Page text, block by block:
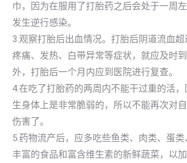
巾，因为在服用了打胎药之后会处于一周
发生逆行感染。
3.观察打胎后出血情况。打胎后阴道流血
疼痛、发热、白带异常等症状，就应及时
外，打胎后一个月内应到医院进行复查。
4.在吃了打胎药的两周内不能干过重的活
生身体上是非常脆弱的，所以不能再次对
伤害了。
5.药物流产后，应多吃些鱼类、肉类、蛋
丰富的食品和富含维生素的新鲜蔬菜，以加